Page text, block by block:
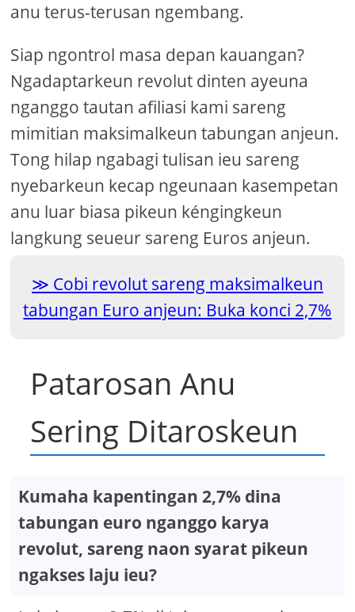
anu terus-terusan ngembang.
Siap ngontrol masa depan kauangan?
Ngadaptarkeun revolut dinten ayeuna
nganggo tautan afiliasi kami sareng
mimitian maksimalkeun tabungan anjeun.
Tong hilap ngabagi tulisan ieu sareng
nyebarkeun kecap ngeunaan kasempetan
anu luar biasa pikeun kéngingkeun
langkung seueur sareng Euros anjeun.
Cobi revolut sareng maksimalkeun
tabungan Euro anjeun: Buka konci 2,7%
Patarosan Anu
Sering Ditaroskeun
Kumaha kapentingan 2,7% dina
tabungan euro nganggo karya
revolut, sareng naon syarat pikeun
ngakses laju ieu?